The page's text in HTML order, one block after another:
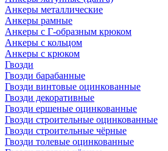
Анкеры металлические
Анкеры рамные
Анкеры с Г-образным крюком
Анкеры с кольцом
Анкеры с крюком
Гвозди
Гвозди барабанные
Гвозди винтовые оцинкованные
Гвозди декоративные
Гвозди ершеные оцинкованные
Гвозди строительные оцинкованные
Гвозди строительные чёрные
Гвозди толевые оцинкованные